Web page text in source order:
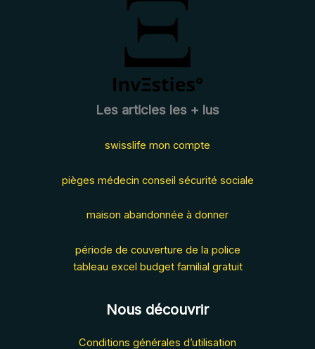
Les articles les + lus
swisslife mon compte
pièges médecin conseil sécurité sociale
maison abandonnée à donner
période de couverture de la police
tableau excel budget familial gratuit
Nous découvrir
Conditions générales d’utilisation